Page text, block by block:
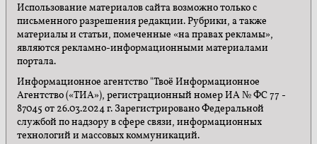
Использование материалов сайта возможно только с
письменного разрешения редакции. Рубрики, а также
материалы и статьи, помеченные «на правах рекламы»,
являются рекламно-информационными материалами
портала.
Информационное агентство "Твоё Информационное
Агентство («ТИА»), регистрационный номер ИА № ФС 77 -
87045 от 26.03.2024 г. Зарегистрировано Федеральной
службой по надзору в сфере связи, информационных
технологий и массовых коммуникаций.